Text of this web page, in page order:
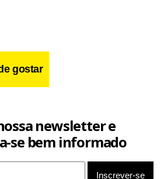
estão nomes de peso,
gostar
newsletter e
se bem informado